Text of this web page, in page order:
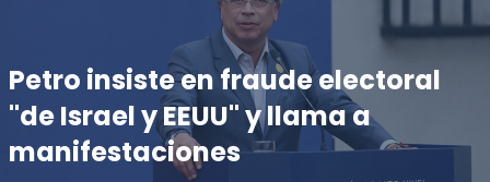
Petro insiste en fraude electoral
"de Israel y EEUU" y llama a
manifestaciones